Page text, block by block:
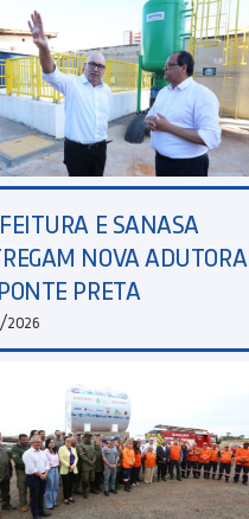
E SANASA
NOVA ADUTORA
PRETA